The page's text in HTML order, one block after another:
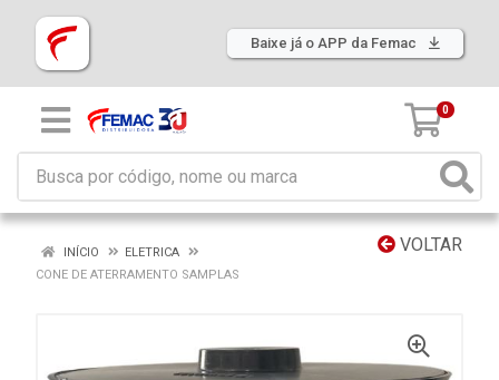
Baixe já o APP da Femac
0
VOLTAR
INÍCIO
ELETRICA
CONE DE ATERRAMENTO SAMPLAS